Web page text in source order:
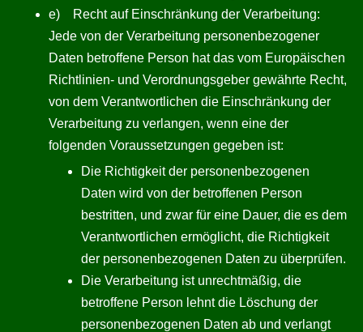
e) Recht auf Einschränkung der Verarbeitung:
Jede von der Verarbeitung personenbezogener
Daten betroffene Person hat das vom Europäischen
Richtlinien- und Verordnungsgeber gewährte Recht,
von dem Verantwortlichen die Einschränkung der
Verarbeitung zu verlangen, wenn eine der
folgenden Voraussetzungen gegeben ist:
Die Richtigkeit der personenbezogenen
Daten wird von der betroffenen Person
bestritten, und zwar für eine Dauer, die es dem
Verantwortlichen ermöglicht, die Richtigkeit
der personenbezogenen Daten zu überprüfen.
Die Verarbeitung ist unrechtmäßig, die
betroffene Person lehnt die Löschung der
personenbezogenen Daten ab und verlangt